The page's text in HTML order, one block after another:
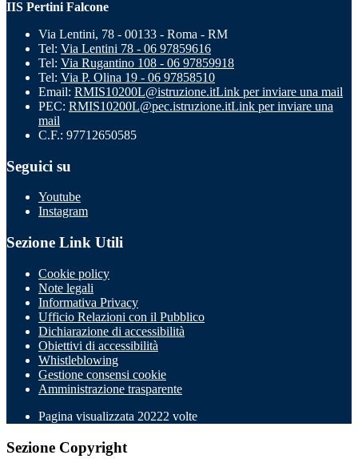
IIS Pertini Falcone
Via Lentini, 78 - 00133 - Roma - RM
Tel: Via Lentini 78 - 06 97859616
Tel: Via Rugantino 108 - 06 97859918
Tel: Via P. Olina 19 - 06 97858510
Email: RMIS10200L@istruzione.itLink per inviare una mail
PEC: RMIS10200L@pec.istruzione.itLink per inviare una
mail
C.F.: 97712650585
Seguici su
Youtube
Instagram
Sezione Link Utili
Cookie policy
Note legali
Informativa Privacy
Ufficio Relazioni con il Pubblico
Dichiarazione di accessibilità
Obiettivi di accessibilità
Whistleblowing
Gestione consensi cookie
Amministrazione trasparente
Pagina visualizzata 20222 volte
Sezione Copyright